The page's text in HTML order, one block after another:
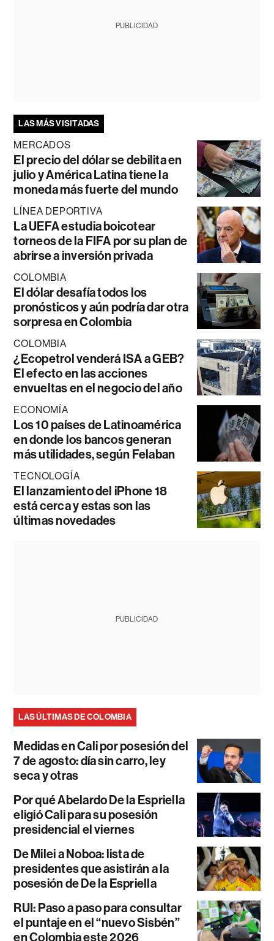
PUBLICIDAD
LAS MÁS VISITADAS
MERCADOS
El precio del dólar se debilita en
julio y América Latina tiene la
moneda más fuerte del mundo
LÍNEA DEPORTIVA
La UEFA estudia boicotear
torneos de la FIFA por su plan de
abrirse a inversión privada
COLOMBIA
El dólar desafía todos los
pronósticos y aún podría dar otra
sorpresa en Colombia
COLOMBIA
¿Ecopetrol venderá ISA a GEB?
El efecto en las acciones
envueltas en el negocio del año
ECONOMÍA
Los 10 países de Latinoamérica
en donde los bancos generan
más utilidades, según Felaban
TECNOLOGÍA
El lanzamiento del iPhone 18
está cerca y estas son las
últimas novedades
PUBLICIDAD
LAS ÚLTIMAS DE COLOMBIA
Medidas en Cali por posesión del
7 de agosto: día sin carro, ley
seca y otras
Por qué Abelardo De la Espriella
eligió Cali para su posesión
presidencial el viernes
De Milei a Noboa: lista de
presidentes que asistirán a la
posesión de De la Espriella
RUI: Paso a paso para consultar
el puntaje en el “nuevo Sisbén”
en Colombia este 2026